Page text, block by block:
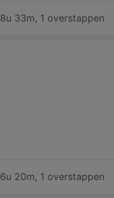
8u 33m, 1 overstappen
6u 20m, 1 overstappen